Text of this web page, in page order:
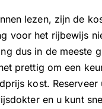
lezen, zijn de
voor het rijbewijs
dus in de meeste
prettig om een
kost. Reserveer
en u kunt